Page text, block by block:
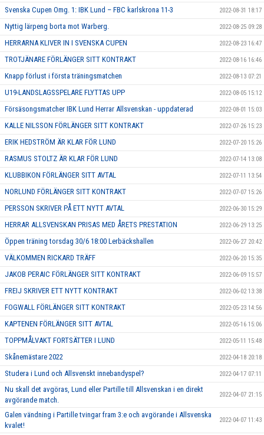
Svenska Cupen Omg. 1: IBK Lund – FBC karlskrona 11-3 2022-08-31 18:17
Nyttig lärpeng borta mot Warberg. 2022-08-25 09:28
HERRARNA KLIVER IN I SVENSKA CUPEN 2022-08-23 16:47
TROTJÄNARE FÖRLÄNGER SITT KONTRAKT 2022-08-16 16:46
Knapp förlust i första träningsmatchen 2022-08-13 07:21
U19-LANDSLAGSSPELARE FLYTTAS UPP 2022-08-05 15:12
Försäsongsmatcher IBK Lund Herrar Allsvenskan - uppdaterad 2022-08-01 15:03
KALLE NILSSON FÖRLÄNGER SITT KONTRAKT 2022-07-26 15:23
ERIK HEDSTRÖM ÄR KLAR FÖR LUND 2022-07-20 15:26
RASMUS STOLTZ ÄR KLAR FÖR LUND 2022-07-14 13:08
KLUBBIKON FÖRLÄNGER SITT AVTAL 2022-07-11 13:54
NORLUND FÖRLÄNGER SITT KONTRAKT 2022-07-07 15:26
PERSSON SKRIVER PÅ ETT NYTT AVTAL 2022-06-30 15:29
HERRAR ALLSVENSKAN PRISAS MED ÅRETS PRESTATION 2022-06-29 13:25
Öppen träning torsdag 30/6 18:00 Lerbäckshallen 2022-06-27 20:42
VÄLKOMMEN RICKARD TRÄFF 2022-06-20 15:35
JAKOB PERAIC FÖRLÄNGER SITT KONTRAKT 2022-06-09 15:57
FREIJ SKRIVER ETT NYTT KONTRAKT 2022-06-02 13:38
FOGWALL FÖRLÄNGER SITT KONTRAKT 2022-05-23 14:56
KAPTENEN FÖRLÄNGER SITT AVTAL 2022-05-16 15:06
TOPPMÅLVAKT FORTSÄTTER I LUND 2022-05-11 15:48
Skånemästare 2022 2022-04-18 20:18
Studera i Lund och Allsvenskt innebandyspel? 2022-04-17 07:11
Nu skall det avgöras, Lund eller Partille till Allsvenskan i en direkt
avgörande match.
2022-04-07 21:15
Galen vändning i Partille tvingar fram 3:e och avgörande i Allsvenska
kvalet!
2022-04-07 11:43